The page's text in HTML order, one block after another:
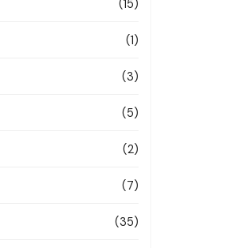
(15)
(1)
(3)
(5)
(2)
(7)
(35)